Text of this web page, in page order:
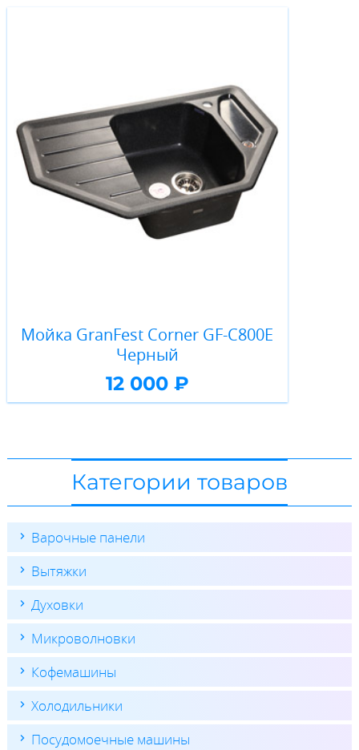
Мойка GranFest Corner GF-C800E
Черный
12 000 ₽
Категории товаров
Варочные панели
Вытяжки
Духовки
Микроволновки
Кофемашины
Холодильники
Посудомоечные машины